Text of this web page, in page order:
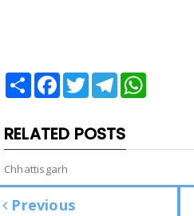
Share Facebook
TwitterTelegram
RELATED POSTS
Chhattisgarh
Previous